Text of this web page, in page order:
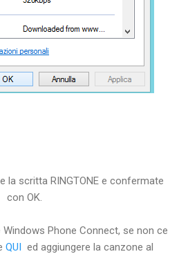
la scritta RINGTONE e confermate
con OK.
Phone Connect, se non ce
QUI ed aggiungere la canzone al